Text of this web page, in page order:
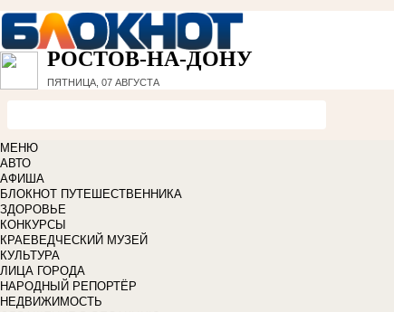
РОСТОВ-НА-ДОНУ
ПЯТНИЦА, 07 АВГУСТА
МЕНЮ
АВТО
АФИША
БЛОКНОТ ПУТЕШЕСТВЕННИКА
ЗДОРОВЬЕ
КОНКУРСЫ
КРАЕВЕДЧЕСКИЙ МУЗЕЙ
КУЛЬТУРА
ЛИЦА ГОРОДА
НАРОДНЫЙ РЕПОРТЁР
НЕДВИЖИМОСТЬ